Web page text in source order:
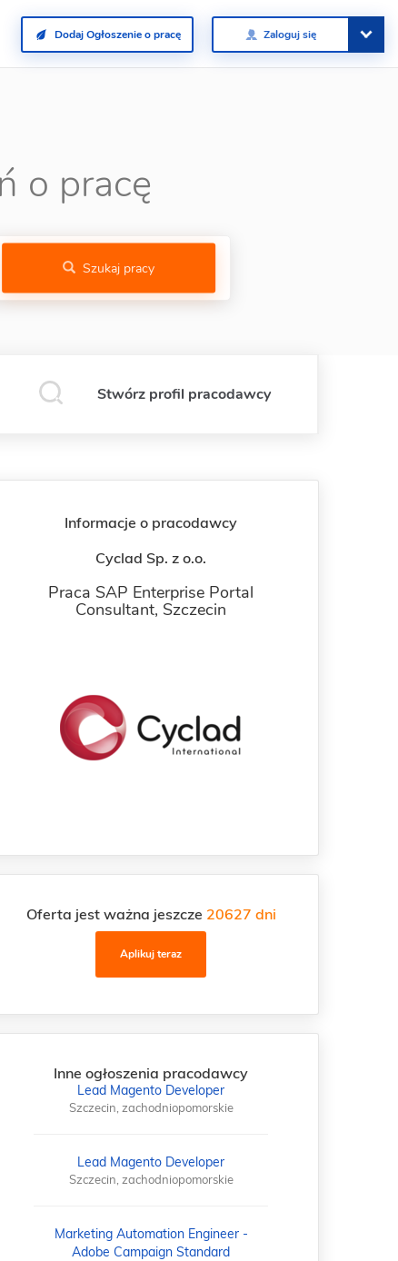
Dodaj Ogłoszenie o pracę Zaloguj się
o pracę
Szukaj pracy
Stwórz profil pracodawcy
Informacje o pracodawcy
Cyclad Sp. z o.o.
Praca SAP Enterprise Portal
Consultant, Szczecin
Oferta jest ważna jeszcze 20627 dni
Aplikuj teraz
Inne ogłoszenia pracodawcy
Lead Magento Developer
Szczecin, zachodniopomorskie
Lead Magento Developer
Szczecin, zachodniopomorskie
Marketing Automation Engineer -
Adobe Campaign Standard